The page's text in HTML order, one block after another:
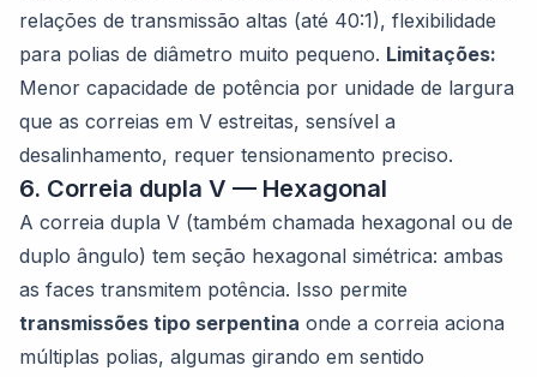
relações de transmissão altas (até 40:1), flexibilidade
para polias de diâmetro muito pequeno. Limitações:
Menor capacidade de potência por unidade de largura
que as correias em V estreitas, sensível a
desalinhamento, requer tensionamento preciso.
6. Correia dupla V — Hexagonal
A correia dupla V (também chamada hexagonal ou de
duplo ângulo) tem seção hexagonal simétrica: ambas
as faces transmitem potência. Isso permite
transmissões tipo serpentina onde a correia aciona
múltiplas polias, algumas girando em sentido